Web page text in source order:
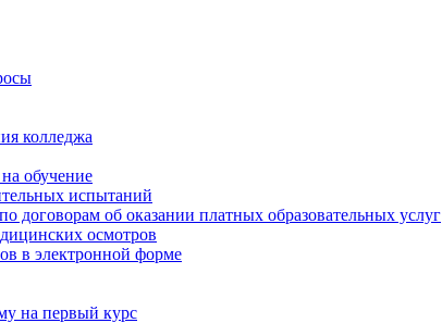
колледжа
обучение
испытаний
договорам об оказании платных образовательных услуг
осмотров
в электронной форме
на первый курс